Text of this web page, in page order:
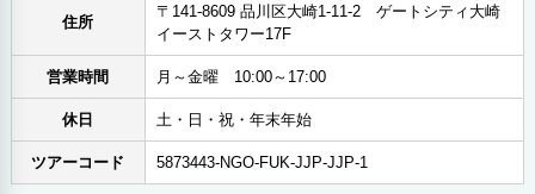
住所
〒141-8609 品川区大崎1-11-2 ゲートシティ大崎
イーストタワー17F
営業時間 月～金曜 10:00～17:00
休日 土・日・祝・年末年始
ツアーコード 5873443-NGO-FUK-JJP-JJP-1